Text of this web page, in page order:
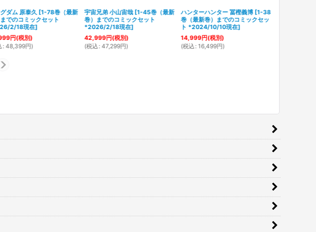
ダム 原泰久 [1-78巻（最新
でのコミックセット
2/18現在]
円(税別)
: 48,399円)
宇宙兄弟 小山宙哉 [1-45巻（最新
巻）までのコミックセット
*2026/2/18現在]
42,999円(税別)
(税込: 47,299円)
ハンターハンター 冨樫義博 [1-38
巻（最新巻）までのコミックセッ
ト *2024/10/10現在]
14,999円(税別)
(税込: 16,499円)